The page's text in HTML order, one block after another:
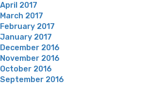
April 2017
March 2017
February 2017
January 2017
December 2016
November 2016
October 2016
September 2016